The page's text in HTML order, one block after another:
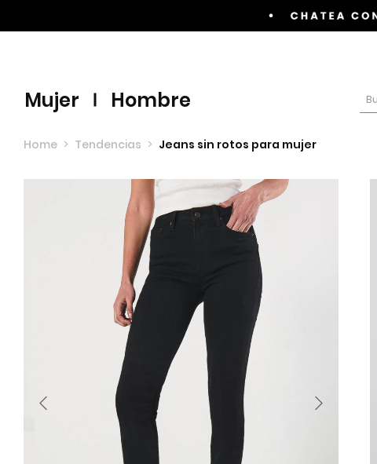
mujer hombre
Home > Tendencias > Jeans sin rotos para mujer